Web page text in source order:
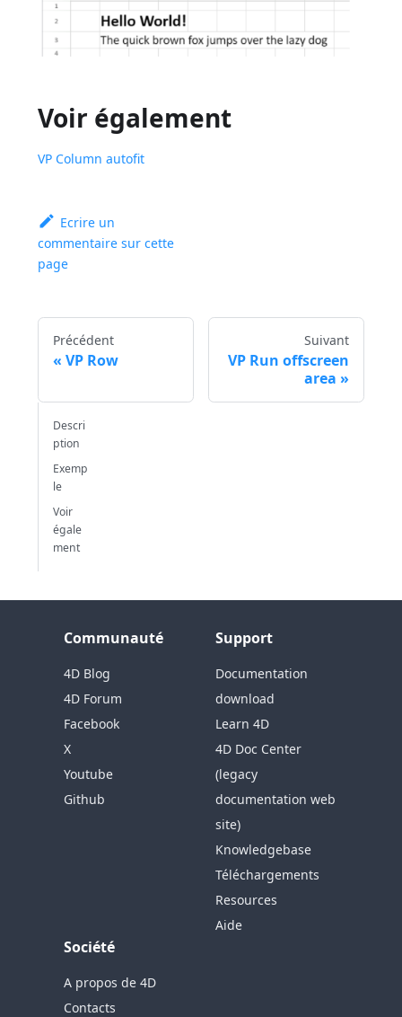
Voir également
VP Column autofit
Ecrire un
commentaire sur cette
page
Précédent
VP Row
Suivant
VP Run offscreen
area
Descri
ption
Exemp
le
Voir
égale
ment
Communauté
4D Blog
4D Forum
Facebook
X
Youtube
Github
Support
Documentation
download
Learn 4D
4D Doc Center
(legacy
documentation web
site)
Knowledgebase
Téléchargements
Resources
Aide
Société
A propos de 4D
Contacts